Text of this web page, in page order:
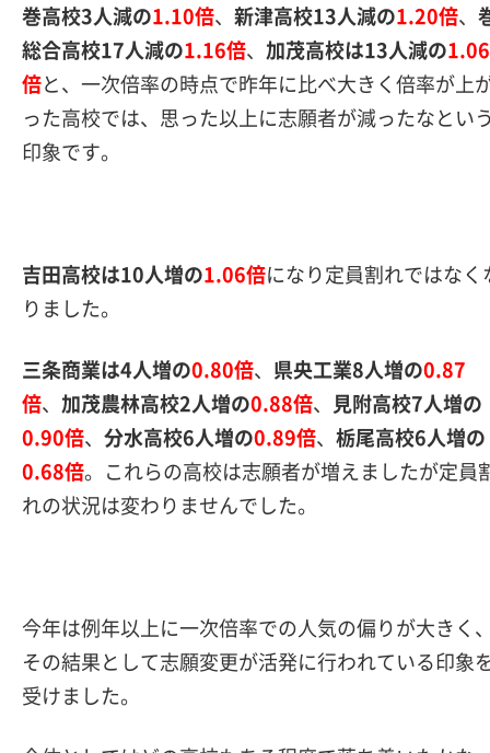
巻高校3人減の1.10倍、 新津高校13人減の1.20倍、
総合高校17人減の1.16倍、 加茂高校は13人減の1.06
倍と、一次倍率の時点で昨年に比べ大きく倍率が上
った高校では、思った以上に志願者が減ったなとい
印象です。
吉田高校は10人増の1.06倍になり定員割れではなく
りました。
三条商業は4人増の0.80倍、 県央工業8人増の0.87
倍、 加茂農林高校2人増の0.88倍、
見附高校7人増の
0.90倍、 分水高校6人増の0.89倍、 栃尾高校6人増の
0.68倍。これらの高校は志願者が増えましたが定員
れの状況は変わりませんでした。
今年は例年以上に一次倍率での人気の偏りが大きく
その結果として志願変更が活発に行われている印象
受けました。